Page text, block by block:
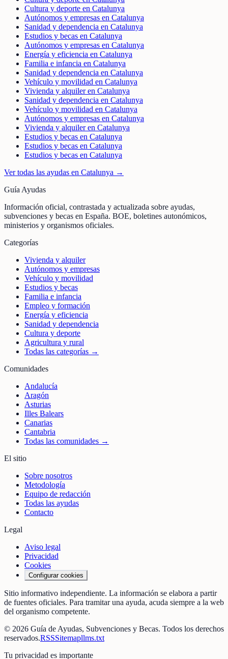
Cultura y deporte en Catalunya
Autónomos y empresas en Catalunya
Sanidad y dependencia en Catalunya
Estudios y becas en Catalunya
Autónomos y empresas en Catalunya
Energía y eficiencia en Catalunya
Familia e infancia en Catalunya
Sanidad y dependencia en Catalunya
Vehículo y movilidad en Catalunya
Vivienda y alquiler en Catalunya
Sanidad y dependencia en Catalunya
Vehículo y movilidad en Catalunya
Autónomos y empresas en Catalunya
Vivienda y alquiler en Catalunya
Estudios y becas en Catalunya
Estudios y becas en Catalunya
Estudios y becas en Catalunya
Ver todas las ayudas en Catalunya →
Guía Ayudas
Información oficial, contrastada y actualizada sobre ayudas,
subvenciones y becas en España. BOE, boletines autonómicos,
ministerios y organismos oficiales.
Categorías
Vivienda y alquiler
Autónomos y empresas
Vehículo y movilidad
Estudios y becas
Familia e infancia
Empleo y formación
Energía y eficiencia
Sanidad y dependencia
Cultura y deporte
Agricultura y rural
Todas las categorías →
Comunidades
Andalucía
Aragón
Asturias
Illes Balears
Canarias
Cantabria
Todas las comunidades →
El sitio
Sobre nosotros
Metodología
Equipo de redacción
Todas las ayudas
Contacto
Legal
Aviso legal
Privacidad
Cookies
Configurar cookies
Sitio informativo independiente. La información se elabora a partir
de fuentes oficiales. Para tramitar una ayuda, acuda siempre a la web
del organismo competente.
© 2026 Guía de Ayudas, Subvenciones y Becas. Todos los derechos
reservados.RSSSitemapllms.txt
Tu privacidad es importante